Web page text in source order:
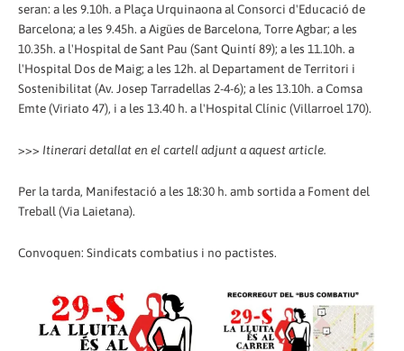
seran: a les 9.10h. a Plaça Urquinaona al Consorci d'Educació de
Barcelona; a les 9.45h. a Aigües de Barcelona, Torre Agbar; a les
10.35h. a l'Hospital de Sant Pau (Sant Quintí 89); a les 11.10h. a
l'Hospital Dos de Maig; a les 12h. al Departament de Territori i
Sostenibilitat (Av. Josep Tarradellas 2-4-6); a les 13.10h. a Comsa
Emte (Viriato 47), i a les 13.40 h. a l'Hospital Clínic (Villarroel 170).
>>> Itinerari detallat en el cartell adjunt a aquest article.
Per la tarda, Manifestació a les 18:30 h. amb sortida a Foment del
Treball (Via Laietana).
Convoquen: Sindicats combatius i no pactistes.